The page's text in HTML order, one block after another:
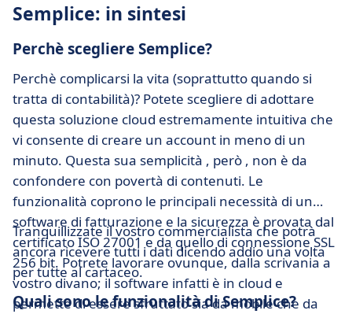
Semplice: in sintesi
Perchè scegliere Semplice?
Perchè complicarsi la vita (soprattutto quando si
tratta di contabilità)? Potete scegliere di adottare
questa soluzione cloud estremamente intuitiva che
vi consente di creare un account in meno di un
minuto. Questa sua semplicità , però , non è da
confondere con povertà di contenuti. Le
funzionalità coprono le principali necessità di un
software di fatturazione e la sicurezza è provata dal
certificato ISO 27001 e da quello di connessione SSL
256 bit. Potrete lavorare ovunque, dalla scrivania a
vostro divano; il software infatti è in cloud e
permette di essere sfruttato sia da mobile che da
Tranquillizzate il vostro commercialista che potrà
ancora ricevere tutti i dati dicendo addio una volta
per tutte al cartaceo.
Quali sono le funzionalità di Semplice?